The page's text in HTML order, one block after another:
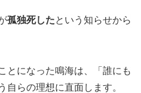
孤独死したという知らせから
とになった鳴海は、「誰にも
自らの理想に直面します。